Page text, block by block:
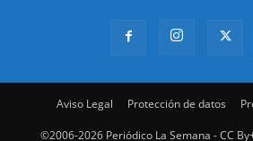
Aviso Legal Protección de datos
©2006-2026 Periódico La Semana - CC